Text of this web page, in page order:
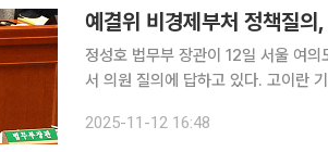
예결위 비경제부처 정책질
정성호 법무부 장관이 12일 서울 여
서 의원 질의에 답하고 있다. 고이란
2025-11-12 16:48